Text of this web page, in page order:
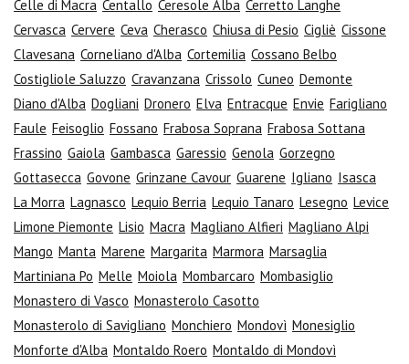
Celle di Macra Centallo Ceresole Alba Cerretto Langhe
Cervasca Cervere Ceva Cherasco Chiusa di Pesio Cigliè Cissone
Clavesana Corneliano d'Alba Cortemilia Cossano Belbo
Costigliole Saluzzo Cravanzana Crissolo Cuneo Demonte
Diano d'Alba Dogliani Dronero Elva Entracque Envie Farigliano
Faule Feisoglio Fossano Frabosa Soprana Frabosa Sottana
Frassino Gaiola Gambasca Garessio Genola Gorzegno
Gottasecca Govone Grinzane Cavour Guarene Igliano Isasca
La Morra Lagnasco Lequio Berria Lequio Tanaro Lesegno Levice
Limone Piemonte Lisio Macra Magliano Alfieri Magliano Alpi
Mango Manta Marene Margarita Marmora Marsaglia
Martiniana Po Melle Moiola Mombarcaro Mombasiglio
Monastero di Vasco Monasterolo Casotto
Monasterolo di Savigliano Monchiero Mondovì Monesiglio
Monforte d'Alba Montaldo Roero Montaldo di Mondovì